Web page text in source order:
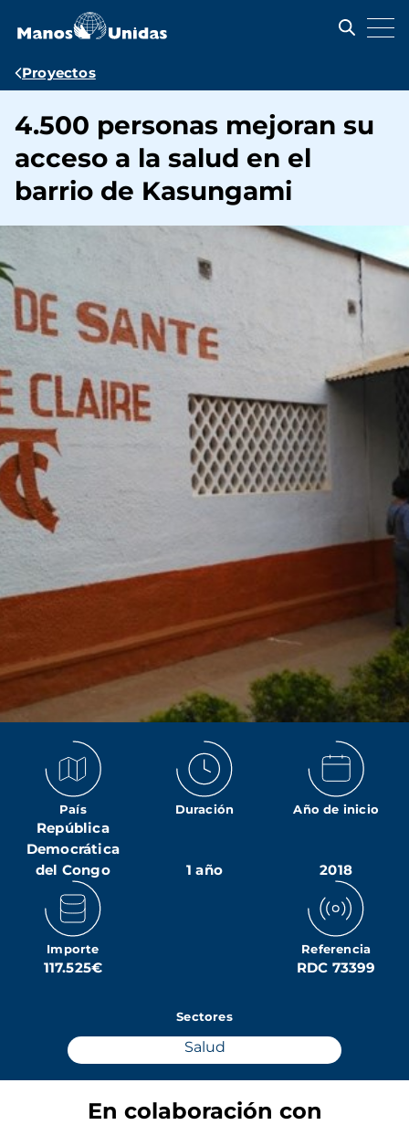
contenido
Ruta
navegación
Proyectos
4.500 personas mejoran su
acceso a la salud en el
barrio de Kasungami
País
República
Democrática
del Congo
Duración
1 año
Año de inicio
2018
Importe
117.525€
Referencia
RDC 73399
Sectores
Salud
En colaboración con